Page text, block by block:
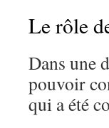
Le rôle
Dans une
pouvoir
qui a été